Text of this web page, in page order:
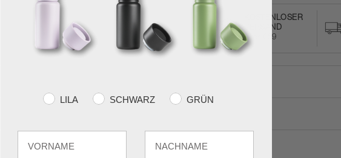
KOSTENLOSER
VERSAND
über €59
Farvevalg
LILA SCHWARZ GRÜN